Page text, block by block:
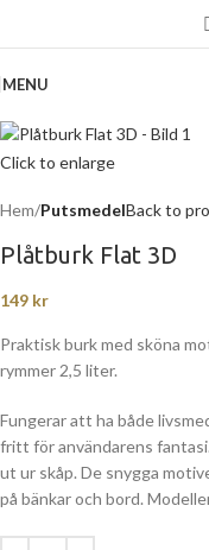
MENU
Click to enlarge
Hem PutsmedelBack to
Plåtburk Flat 3D
149 kr
Praktisk burk med sköna
rymmer 2,5 liter.
Fungerar att ha både
fritt för användarens
ut ur skåp. De snygga
på bänkar och bord.